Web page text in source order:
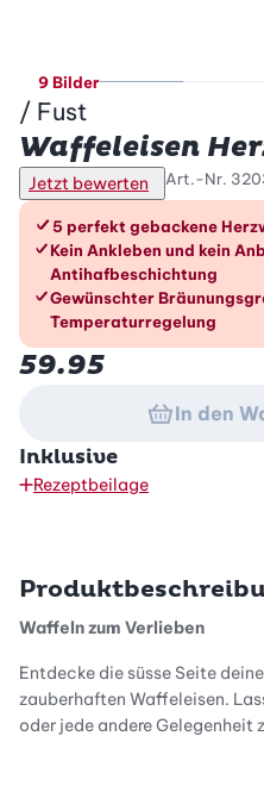
9 Bilder
Betty Bossi
/ Fust
Waffeleisen
Jetzt bewerten Art.-Nr.
Die Vorteile im
5 perfekt gebackene
Kein Ankleben und kein
Antihafbeschichtung
Gewünschter
Temperaturregelung
59.95
In den
Inklusive
Rezeptbeilage
Waffeln zum Verlieben
Entdecke die süsse Seite
zauberhaften Waffeleisen.
oder jede andere Gelegenheit